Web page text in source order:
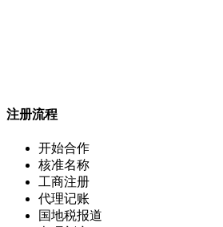
注册流程
开始合作
核准名称
工商注册
代理记账
国地税报道